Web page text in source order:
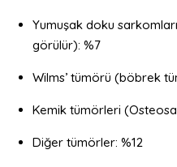
Yumuşak doku
görülür): %7
Wilms’ tümörü (böbrek
Kemik tümörleri
Diğer tümörler: %12